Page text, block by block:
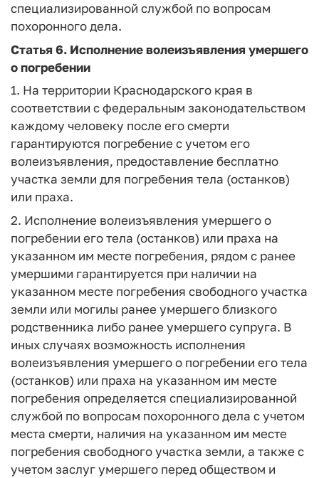
специализированной службой по вопросам
похоронного дела.
Статья 6. Исполнение волеизъявления умершего
о погребении
1. На территории Краснодарского края в
соответствии с федеральным законодательством
каждому человеку после его смерти
гарантируются погребение с учетом его
волеизъявления, предоставление бесплатно
участка земли для погребения тела (останков)
или праха.
2. Исполнение волеизъявления умершего о
погребении его тела (останков) или праха на
указанном им месте погребения, рядом с ранее
умершими гарантируется при наличии на
указанном месте погребения свободного участка
земли или могилы ранее умершего близкого
родственника либо ранее умершего супруга. В
иных случаях возможность исполнения
волеизъявления умершего о погребении его тела
(останков) или праха на указанном им месте
погребения определяется специализированной
службой по вопросам похоронного дела с учетом
места смерти, наличия на указанном им месте
погребения свободного участка земли, а также с
учетом заслуг умершего перед обществом и